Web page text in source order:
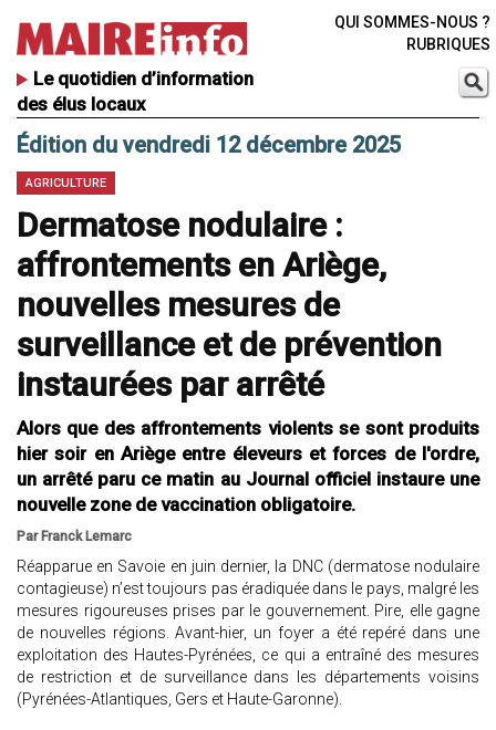
Le quotidien d’information
des élus locaux
QUI SOMMES-NOUS ?
RUBRIQUES
Édition du vendredi 12 décembre 2025
AGRICULTURE
Dermatose nodulaire :
affrontements en Ariège,
nouvelles mesures de
surveillance et de prévention
instaurées par arrêté
Alors que des affrontements violents se sont produits
hier soir en Ariège entre éleveurs et forces de l'ordre,
un arrêté paru ce matin au Journal officiel instaure une
nouvelle zone de vaccination obligatoire.
Par Franck Lemarc
Réapparue en Savoie en juin dernier, la DNC (dermatose nodulaire
contagieuse) n’est toujours pas éradiquée dans le pays, malgré les
mesures rigoureuses prises par le gouvernement. Pire, elle gagne
de nouvelles régions. Avant-hier, un foyer a été repéré dans une
exploitation des Hautes-Pyrénées, ce qui a entraîné des mesures
de restriction et de surveillance dans les départements voisins
(Pyrénées-Atlantiques, Gers et Haute-Garonne).